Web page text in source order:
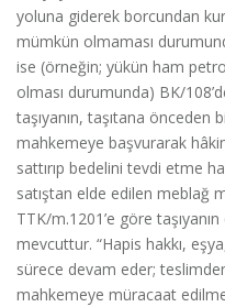
yoluna giderek borcundan
mümkün olmaması
ise (örneğin; yükün ham
olması durumunda) BK/
taşıyanın, taşıtana
mahkemeye başvurarak
sattırıp bedelini tevdi etme
satıştan elde edilen meblağ
TTK/m.1201’e göre
mevcuttur. “Hapis hakkı,
sürece devam eder;
mahkemeye müracaat